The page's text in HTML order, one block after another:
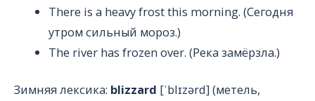
There is a heavy frost this morning. (Сегодня
утром сильный мороз.)
The river has frozen over. (Река замёрзла.)
Зимняя лексика: blizzard [ˈblɪzərd] (метель,